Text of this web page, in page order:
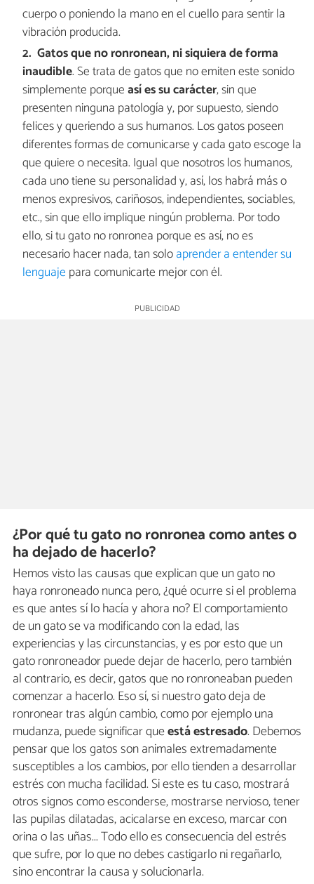
cuerpo o poniendo la mano en el cuello para sentir la
vibración producida.
Gatos que no ronronean, ni siquiera de forma
inaudible. Se trata de gatos que no emiten este sonido
simplemente porqueasí es su carácter, sin que
presenten ninguna patología y, por supuesto, siendo
felices y queriendo a sus humanos. Los gatos poseen
diferentes formas de comunicarse y cada gato escoge la
que quiere o necesita. Igual que nosotros los humanos,
cada uno tiene su personalidad y, así, los habrá más o
menos expresivos, cariñosos, independientes, sociables,
etc., sin que ello implique ningún problema. Por todo
ello, si tu gato no ronronea porque es así, no es
necesario hacer nada, tan soloaprender a entender su
lenguaje para comunicarte mejor con él.
¿Por qué tu gato no ronronea como antes o
ha dejado de hacerlo?
Hemos visto las causas que explican que un gato no
haya ronroneado nunca pero, ¿qué ocurre si el problema
es que antes sí lo hacía y ahora no? El comportamiento
de un gato se va modificando con la edad, las
experiencias y las circunstancias, y es por esto que un
gato ronroneador puede dejar de hacerlo, pero también
al contrario, es decir, gatos que no ronroneaban pueden
comenzar a hacerlo. Eso sí, si nuestro gato deja de
ronronear tras algún cambio, como por ejemplo una
mudanza, puede significar queestá estresado. Debemos
pensar que los gatos son animales extremadamente
susceptibles a los cambios, por ello tienden a desarrollar
estrés con mucha facilidad. Si este es tu caso, mostrará
otros signos como esconderse, mostrarse nervioso, tener
las pupilas dilatadas, acicalarse en exceso, marcar con
orina o las uñas... Todo ello es consecuencia del estrés
que sufre, por lo que no debes castigarlo ni regañarlo,
sino encontrar la causa y solucionarla.